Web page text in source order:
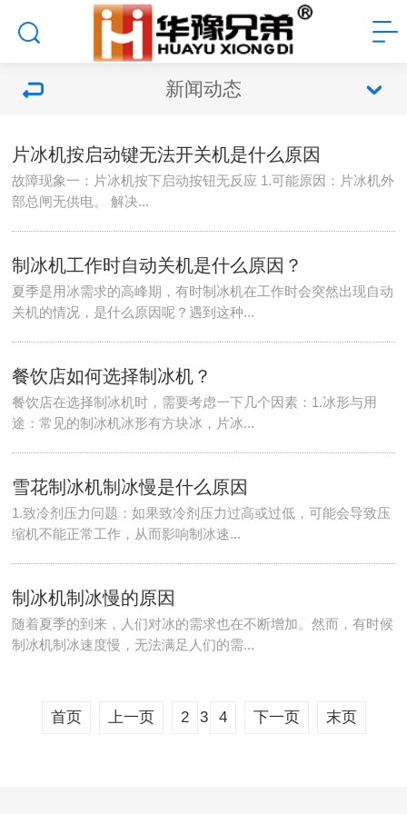
新闻动态
片冰机按启动键无法开关机是什么原因
故障现象一：片冰机按下启动按钮无反应 1.可能原因：片冰机外
部总闸无供电。 解决...
制冰机工作时自动关机是什么原因？
夏季是用冰需求的高峰期，有时制冰机在工作时会突然出现自动
关机的情况，是什么原因呢？遇到这种...
餐饮店如何选择制冰机？
餐饮店在选择制冰机时，需要考虑一下几个因素：1.冰形与用
途：常见的制冰机冰形有方块冰，片冰...
雪花制冰机制冰慢是什么原因
1.致冷剂压力问题：如果致冷剂压力过高或过低，可能会导致压
缩机不能正常工作，从而影响制冰速...
制冰机制冰慢的原因
随着夏季的到来，人们对冰的需求也在不断增加。然而，有时候
制冰机制冰速度慢，无法满足人们的需...
首页 上一页 2 3 4 下一页 末页